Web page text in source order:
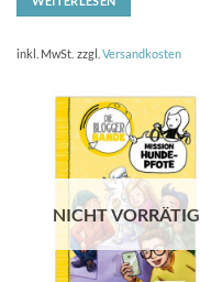
inkl. MwSt. zzgl. Versandkosten
NICHT VORRÄTIG